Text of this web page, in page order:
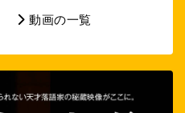
動画の一覧